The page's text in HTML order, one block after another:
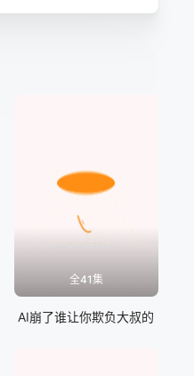
全41集
AI崩了谁让你欺负大叔的